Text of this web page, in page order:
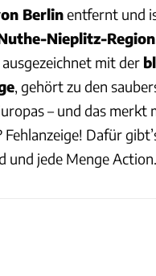
Berlinentfernt und
Nieplitz-Region
mit der
, gehört zu den
– und das merkt
Dafür
und jede Menge Action.